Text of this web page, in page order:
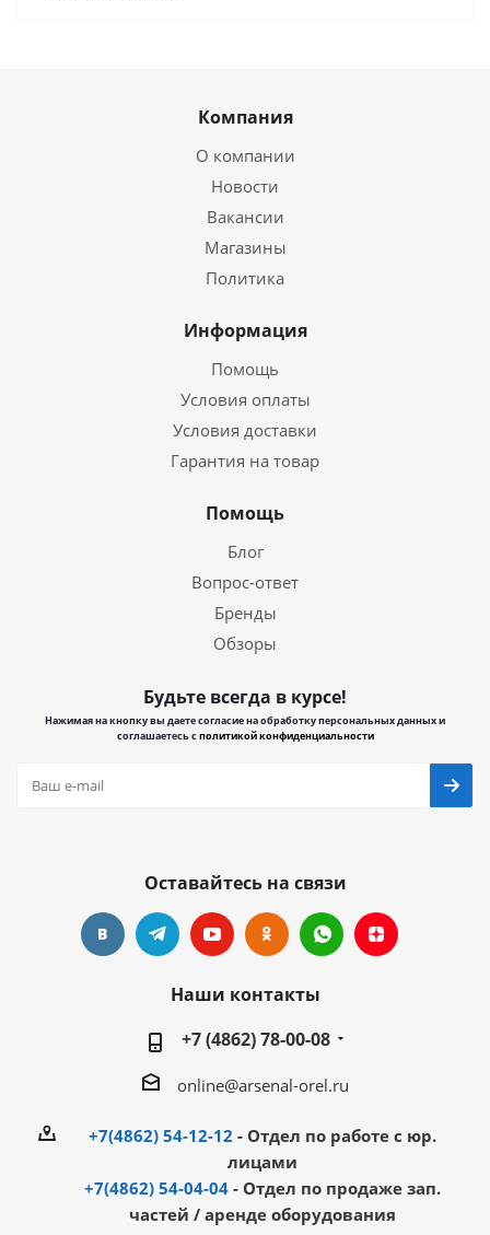
Компания
О компании
Новости
Вакансии
Магазины
Политика
Информация
Помощь
Условия оплаты
Условия доставки
Гарантия на товар
Помощь
Блог
Вопрос-ответ
Бренды
Обзоры
Будьте всегда в курсе!
Нажимая на кнопку вы даете согласие на обработку персональных данных и
соглашаетесь сполитикой конфиденциальности
Оставайтесь на связи
Наши контакты
+7 (4862) 78-00-08
online@arsenal-orel.ru
+7(4862) 54-12-12 - Отдел по работе с юр.
лицами
+7(4862) 54-04-04 - Отдел по продаже зап.
частей / аренде оборудования